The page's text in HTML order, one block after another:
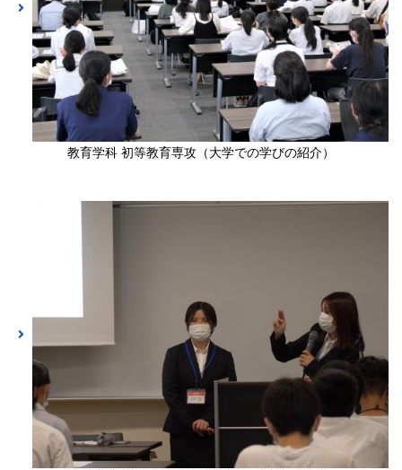
教育学科 初等教育専攻（大学での学びの紹介）